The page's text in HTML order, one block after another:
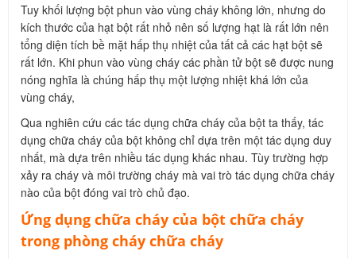
Tuy khối lượng bột phun vào vùng cháy không lớn, nhưng do
kích thước của hạt bột rất nhỏ nên số lượng hạt là rất lớn nên
tổng diện tích bề mặt hấp thụ nhiệt của tất cả các hạt bột sẽ
rất lớn. Khi phun vào vùng cháy các phần tử bột sẽ được nung
nóng nghĩa là chúng hấp thụ một lượng nhiệt khá lớn của
vùng cháy,
Qua nghiên cứu các tác dụng chữa cháy của bột ta thấy, tác
dụng chữa cháy của bột không chỉ dựa trên một tác dụng duy
nhất, mà dựa trên nhiều tác dụng khác nhau. Tùy trường hợp
xảy ra cháy và môi trường cháy mà vai trò tác dụng chữa cháy
nào của bột đóng vai trò chủ đạo.
Ứng dụng chữa cháy của bột chữa cháy
trong phòng cháy chữa cháy